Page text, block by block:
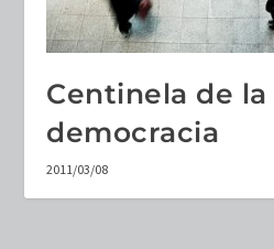
Centinela de la
democracia
2011/03/08